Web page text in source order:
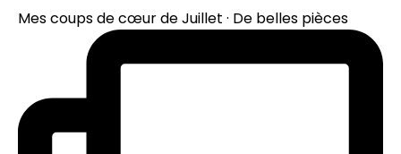
Mes coups de cœur de Juillet · De belles pièces